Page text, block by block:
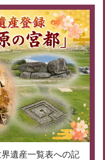
界遺産一覧表への記